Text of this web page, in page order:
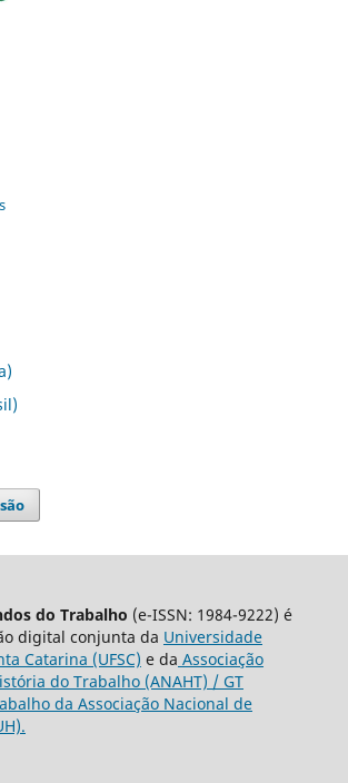
do Trabalho (e-ISSN: 1984-9222) é
digital conjunta da Universidade
Catarina (UFSC) e da Associação
do Trabalho (ANAHT) / GT
da Associação Nacional de